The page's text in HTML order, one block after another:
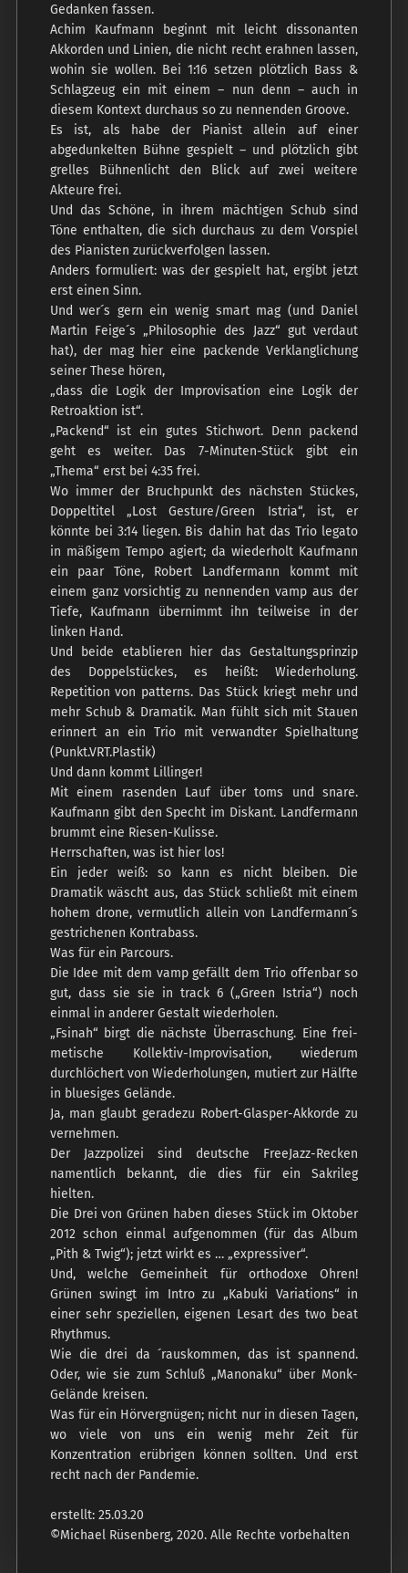
Gedanken fassen.
Achim Kaufmann beginnt mit leicht dissonanten
Akkorden und Linien, die nicht recht erahnen lassen,
wohin sie wollen. Bei 1:16 setzen plötzlich Bass &
Schlagzeug ein mit einem – nun denn – auch in
diesem Kontext durchaus so zu nennenden Groove.
Es ist, als habe der Pianist allein auf einer
abgedunkelten Bühne gespielt – und plötzlich gibt
grelles Bühnenlicht den Blick auf zwei weitere
Akteure frei.
Und das Schöne, in ihrem mächtigen Schub sind
Töne enthalten, die sich durchaus zu dem Vorspiel
des Pianisten zurückverfolgen lassen.
Anders formuliert: was der gespielt hat, ergibt jetzt
erst einen Sinn.
Und wer´s gern ein wenig smart mag (und Daniel
Martin Feige´s „Philosophie des Jazz“ gut verdaut
hat), der mag hier eine packende Verklanglichung
seiner These hören,
„dass die Logik der Improvisation eine Logik der
Retroaktion ist“.
„Packend“ ist ein gutes Stichwort. Denn packend
geht es weiter. Das 7-Minuten-Stück gibt ein
„Thema“ erst bei 4:35 frei.
Wo immer der Bruchpunkt des nächsten Stückes,
Doppeltitel „Lost Gesture/Green Istria“, ist, er
könnte bei 3:14 liegen. Bis dahin hat das Trio legato
in mäßigem Tempo agiert; da wiederholt Kaufmann
ein paar Töne, Robert Landfermann kommt mit
einem ganz vorsichtig zu nennenden vamp aus der
Tiefe, Kaufmann übernimmt ihn teilweise in der
linken Hand.
Und beide etablieren hier das Gestaltungsprinzip
des Doppelstückes, es heißt: Wiederholung.
Repetition von patterns. Das Stück kriegt mehr und
mehr Schub & Dramatik. Man fühlt sich mit Stauen
erinnert an ein Trio mit verwandter Spielhaltung
(Punkt.VRT.Plastik)
Und dann kommt Lillinger!
Mit einem rasenden Lauf über toms und snare.
Kaufmann gibt den Specht im Diskant. Landfermann
brummt eine Riesen-Kulisse.
Herrschaften, was ist hier los!
Ein jeder weiß: so kann es nicht bleiben. Die
Dramatik wäscht aus, das Stück schließt mit einem
hohem drone, vermutlich allein von Landfermann´s
gestrichenen Kontrabass.
Was für ein Parcours.
Die Idee mit dem vamp gefällt dem Trio offenbar so
gut, dass sie sie in track 6 („Green Istria“) noch
einmal in anderer Gestalt wiederholen.
„Fsinah“ birgt die nächste Überraschung. Eine frei-
metische Kollektiv-Improvisation, wiederum
durchlöchert von Wiederholungen, mutiert zur Hälfte
in bluesiges Gelände.
Ja, man glaubt geradezu Robert-Glasper-Akkorde zu
vernehmen.
Der Jazzpolizei sind deutsche FreeJazz-Recken
namentlich bekannt, die dies für ein Sakrileg
hielten.
Die Drei von Grünen haben dieses Stück im Oktober
2012 schon einmal aufgenommen (für das Album
„Pith & Twig“); jetzt wirkt es … „expressiver“.
Und, welche Gemeinheit für orthodoxe Ohren!
Grünen swingt im Intro zu „Kabuki Variations“ in
einer sehr speziellen, eigenen Lesart des two beat
Rhythmus.
Wie die drei da ´rauskommen, das ist spannend.
Oder, wie sie zum Schluß „Manonaku“ über Monk-
Gelände kreisen.
Was für ein Hörvergnügen; nicht nur in diesen Tagen,
wo viele von uns ein wenig mehr Zeit für
Konzentration erübrigen können sollten. Und erst
recht nach der Pandemie.
erstellt: 25.03.20
©Michael Rüsenberg, 2020. Alle Rechte vorbehalten